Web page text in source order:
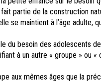
partie de la construction
se maintient à l’âge adulte,
du besoin des adolescents
à un autre « groupe » ou
aux mêmes âges que la